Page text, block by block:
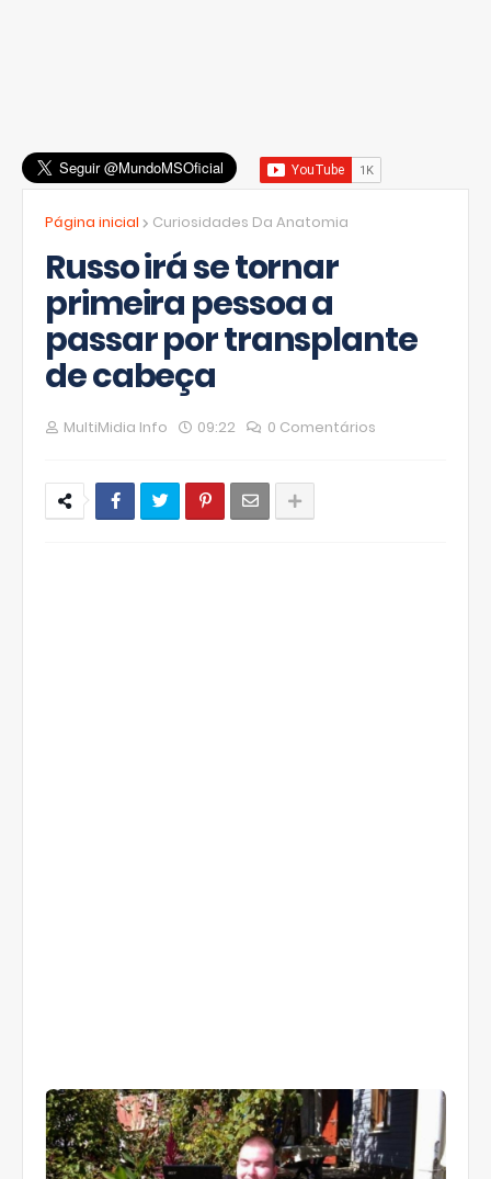
Página inicial Curiosidades Da Anatomia
Russo irá se tornar
primeira pessoa a
passar por transplante
de cabeça
MultiMidia Info 09:22 0 Comentários